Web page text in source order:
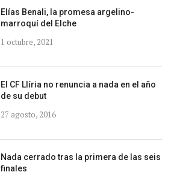
Elías Benali, la promesa argelino-
marroquí del Elche
1 octubre, 2021
El CF Llíria no renuncia a nada en el año
de su debut
27 agosto, 2016
Nada cerrado tras la primera de las seis
finales